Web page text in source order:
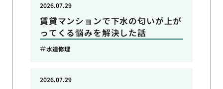
賃貸マンションで下水の匂いが上が
ってくる悩みを解決した話
2026.07.29
水道修理
2026.07.29